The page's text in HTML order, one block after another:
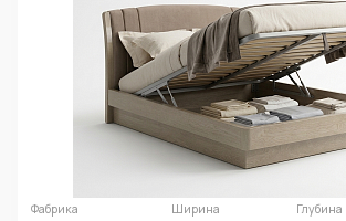
Фабрика
Ширина
Глубина